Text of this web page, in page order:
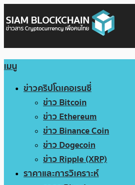
เมนู
ข่าวคริปโตเคอเรนซี่
ข่าว Bitcoin
ข่าว Ethereum
ข่าว Binance Coin
ข่าว Dogecoin
ข่าว Ripple (XRP)
ราคาและการวิเคราะห์